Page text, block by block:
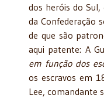
dos heróis do Sul,
da Confederação
de que são
aqui patente: A
em função dos
os escravos em
Lee, comandante